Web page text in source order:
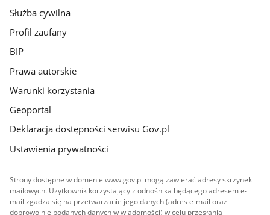
Służba cywilna
Profil zaufany
BIP
Prawa autorskie
Warunki korzystania
Geoportal
Deklaracja dostępności serwisu Gov.pl
Ustawienia prywatności
Strony dostępne w domenie www.gov.pl mogą zawierać adresy skrzynek
mailowych. Użytkownik korzystający z odnośnika będącego adresem e-
mail zgadza się na przetwarzanie jego danych (adres e-mail oraz
dobrowolnie podanych danych w wiadomości) w celu przesłania